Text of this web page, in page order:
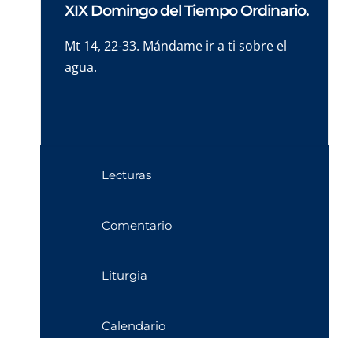
XIX Domingo del Tiempo Ordinario.
Mt 14, 22-33. Mándame ir a ti sobre el
agua.
Lecturas
Comentario
Liturgia
Calendario